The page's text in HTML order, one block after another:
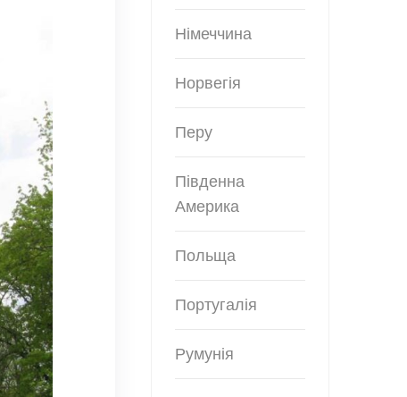
Німеччина
Норвегія
Перу
Південна
Америка
Польща
Португалія
Румунія